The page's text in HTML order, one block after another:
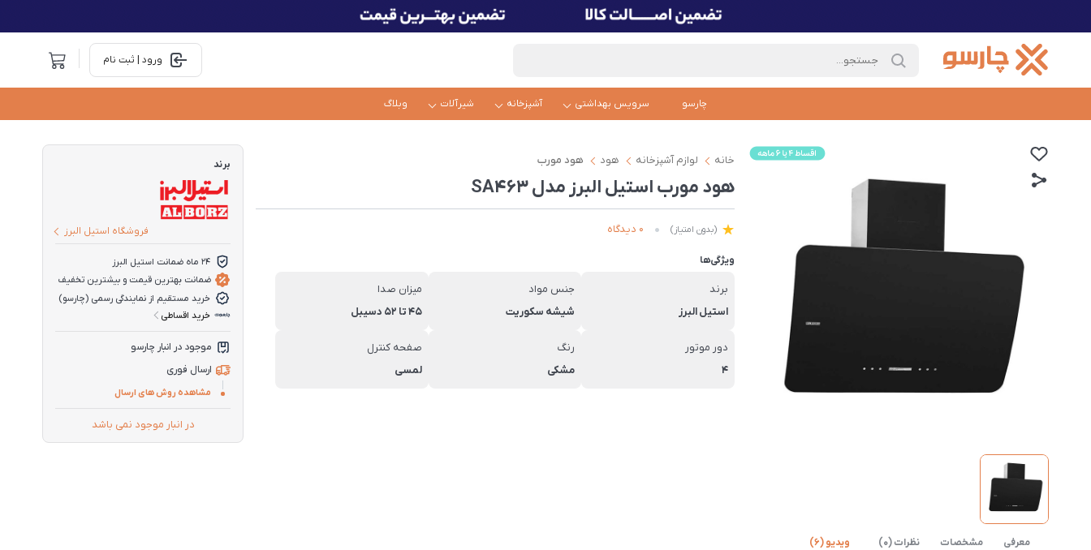
ورود | ثبت نام
چارسو سرویس بهداشتی آشپزخانه شیرآلات وبلاگ
خانه لوازم آشپزخانه هود هود مورب
هود مورب استیل البرز مدل SA463
(بدون امتیاز) 0 دیدگاه
ویژگی‌ها
برند
استیل البرز
جنس مواد
شیشه سکوریت
میزان صدا
45 تا 52 دسیبل
دور موتور
4
رنگ
مشکی
صفحه کنترل
لمسی
برند
فروشگاه استیل البرز
24 ماه ضمانت استیل البرز
ضمانت بهترین قیمت و بیشترین تخفیف
خرید مستقیم از نمایندگی رسمی (چارسو)
خرید اقساطی
موجود در انبار چارسو
ارسال فوری
مشاهده روش های ارسال
در انبار موجود نمی باشد
معرفی مشخصات نظرات (0) ویدیو (6)